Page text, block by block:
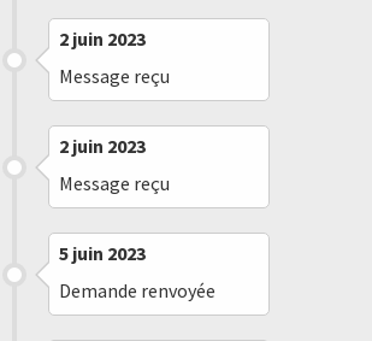
2 juin 2023
Message reçu
2 juin 2023
Message reçu
5 juin 2023
Demande renvoyée